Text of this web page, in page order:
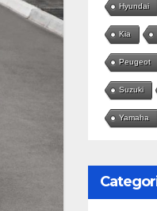
Hyundai
Kia
Peugeot
Suzuki
Yamaha